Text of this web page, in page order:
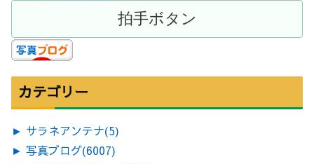
カテゴリー
► サラネアンテナ(5)
► 写真ブログ(6007)